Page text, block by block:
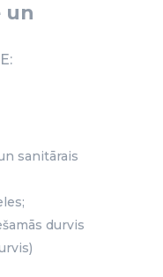
un
sanitārais
durvis